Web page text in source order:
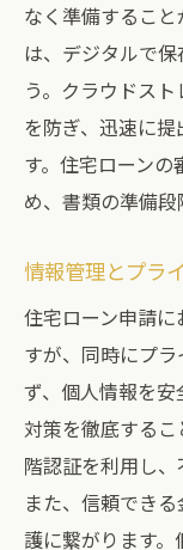
なく準備するこ
は、デジタルで
う。クラウドス
を防ぎ、迅速に
す。住宅ローン
め、書類の準備段
情報管理とプラ
住宅ローン申請
すが、同時にプ
ず、個人情報を
対策を徹底する
階認証を利用し、
また、信頼でき
護に繋がります